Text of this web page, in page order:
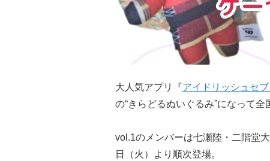
大人気アプリ『アイドリッシュセブ
の“きらどるぬいぐるみ”になって
vol.1のメンバーは七瀬陸・二階堂
日（火）より順次登場。